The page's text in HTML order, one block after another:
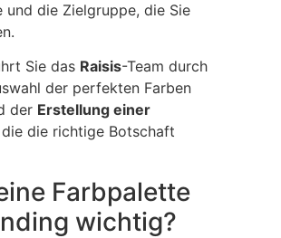
und die Zielgruppe, die Sie
Sie das Raisis-Team durch
der perfekten Farben
der Erstellung einer
die richtige Botschaft
Farbpalette
wichtig?